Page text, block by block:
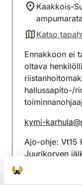
Kaakkois-
Katso
(avautuu
Ennakkoon ei
oltava
hallussapito-/
kymi-
Ajo-ohje: Vt15
Juurikorven
tietä. P-